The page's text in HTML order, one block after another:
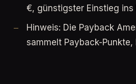
€, günstigster Einstieg ins
Hinweis: Die Payback
sammelt Payback-Punkte,